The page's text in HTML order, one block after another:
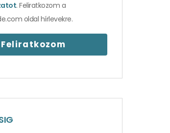
. Feliratkozom a
oldal hírlevekre.